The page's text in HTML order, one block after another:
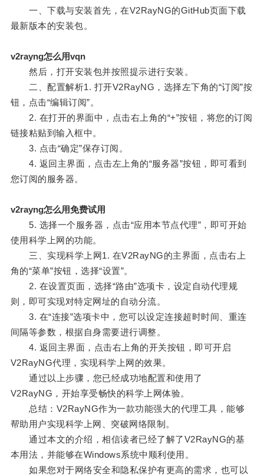
一、下载与安装首先，在V2RayNG的GitHub页面下载
最新版本的安装包。
v2rayng怎么用vqn
然后，打开安装包并按照提示进行安装。
二、配置解析1. 打开V2RayNG，选择左下角的“订阅”按
钮，点击“编辑订阅”。
2. 在打开的界面中，点击右上角的“+”按钮，将您的订阅
链接粘贴到输入框中。
3. 点击“确定”保存订阅。
4. 返回主界面，点击左上角的“服务器”按钮，即可看到
您订阅的服务器。
v2rayng怎么用免费试用
5. 选择一个服务器，点击“应用本节点代理”，即可开始
使用科学上网的功能。
三、实现科学上网1. 在V2RayNG的主界面，点击右上
角的“菜单”按钮，选择“设置”。
2. 在设置页面，选择“路由”选项卡，设定自动代理规
则，即可实现对特定网址的自动分流。
3. 在“连接”选项卡中，您可以设定连接超时时间、重连
间隔等参数，根据自身需要进行调整。
4. 返回主界面，点击右上角的开关按钮，即可开启
V2RayNG代理，实现科学上网的效果。
通过以上步骤，您已经成功地配置和使用了
V2RayNG，开始享受畅快的科学上网体验。
总结：V2RayNG作为一款功能强大的代理工具，能够
帮助用户实现科学上网、突破网络限制。
通过本文的介绍，相信读者已经了解了V2RayNG的基
本用法，并能够在Windows系统中顺利使用。
如果您对于网络安全和隐私保护有更高的需求，也可以